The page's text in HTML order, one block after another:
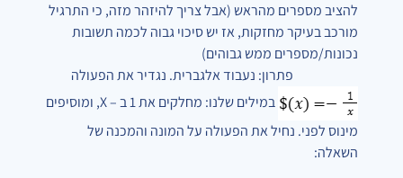
להציב מספרים מהראש (אבל צריך להיזהר מזה, כי התרגיל
מורכב בעיקר מחזקות, אז יש סיכוי גבוה לכמה תשובות
נכונות/מספרים ממש גבוהים)
פתרון: נעבוד אלגברית. נגדיר את הפעולה
במילים שלנו: מחלקים את 1 ב – X, ומוסיפים
מינוס לפני. נחיל את הפעולה על המונה והמכנה של
השאלה: